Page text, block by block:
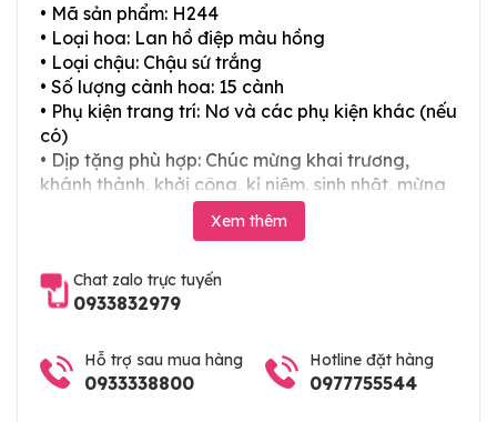
• Mã sản phẩm: H244
• Loại hoa: Lan hồ điệp màu hồng
• Loại chậu: Chậu sứ trắng
• Số lượng cành hoa: 15 cành
• Phụ kiện trang trí: Nơ và các phụ kiện khác (nếu
có)
• Dịp tặng phù hợp: Chúc mừng khai trương,
khánh thành, khởi công, kỉ niệm, sinh nhật, mừng
thọ, mừng cưới, tân gia và các ngày lễ tết trong
Xem thêm
Chat zalo trực tuyến
0933832979
Hỗ trợ sau mua hàng
0933338800
Hotline đặt hàng
0977755544